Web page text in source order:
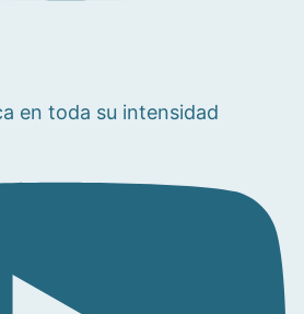
en toda su intensidad